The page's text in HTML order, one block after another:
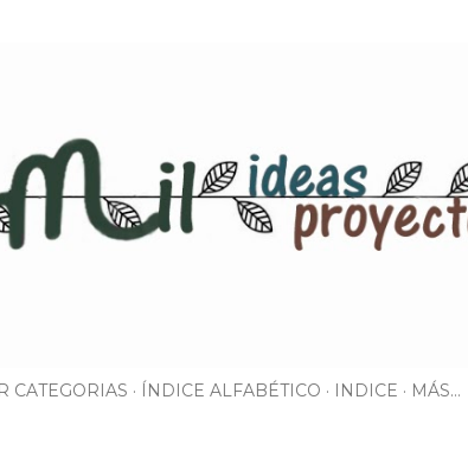
CATEGORIAS ÍNDICE ALFABÉTICO INDICE MÁS…